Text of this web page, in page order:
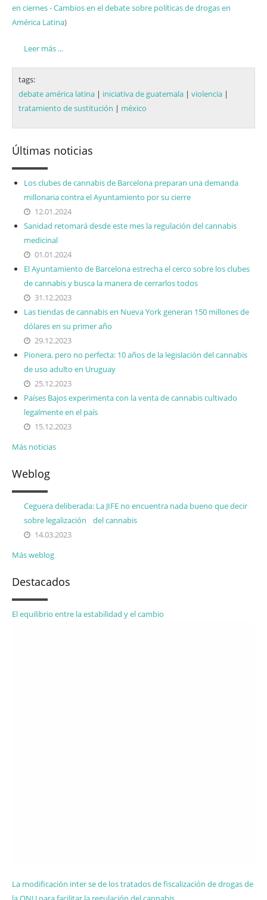
en ciernes - Cambios en el debate sobre políticas de drogas en
América Latina)
Leer más ...
tags:
debate américa latina | iniciativa de guatemala | violencia |
tratamiento de sustitución | méxico
Últimas noticias
Los clubes de cannabis de Barcelona preparan una demanda
millonaria contra el Ayuntamiento por su cierre
12.01.2024
Sanidad retomará desde este mes la regulación del cannabis
medicinal
01.01.2024
El Ayuntamiento de Barcelona estrecha el cerco sobre los clubes
de cannabis y busca la manera de cerrarlos todos
31.12.2023
Las tiendas de cannabis en Nueva York generan 150 millones de
dólares en su primer año
29.12.2023
Pionera, pero no perfecta: 10 años de la legislación del cannabis
de uso adulto en Uruguay
25.12.2023
Países Bajos experimenta con la venta de cannabis cultivado
legalmente en el país
15.12.2023
Más noticias
Weblog
Ceguera deliberada: La JIFE no encuentra nada bueno que decir
sobre legalización del cannabis
14.03.2023
Más weblog
Destacados
El equilibrio entre la estabilidad y el cambio
La modificación inter se de los tratados de fiscalización de drogas de